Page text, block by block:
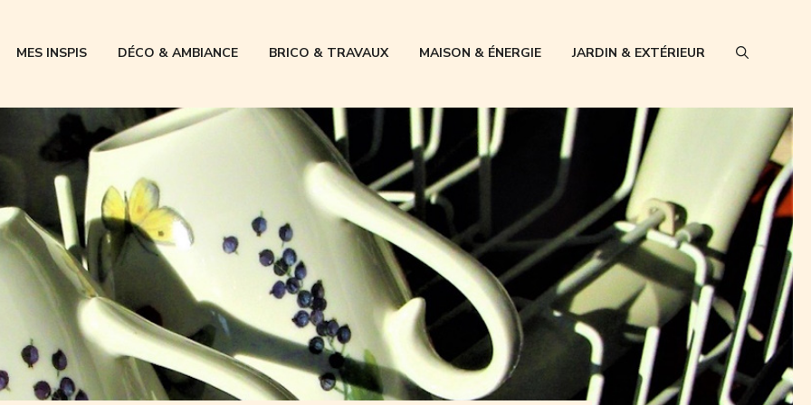
MES INSPIS DÉCO & AMBIANCE BRICO & TRAVAUX MAISON & ÉNERGIE JARDIN & EXTÉRIEUR